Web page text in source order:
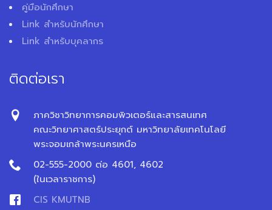
คู่มือนักศึกษา
Link สำหรับนักศึกษา
Link สำหรับบุคลากร
ติดต่อเรา
ภาควิชาวิทยาการคอมพิวเตอร์และสารสนเทศ
คณะวิทยาศาสตร์ประยุกต์ มหาวิทยาลัยเทคโนโลยี
พระจอมเกล้าพระนครเหนือ
02-555-2000 ต่อ 4601, 4602
(ในเวลาราชการ)
CIS KMUTNB